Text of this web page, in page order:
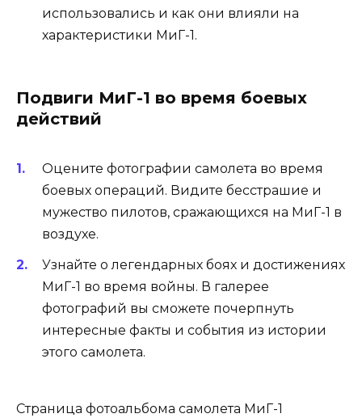
использовались и как они влияли на
характеристики МиГ-1.
Подвиги МиГ-1 во время боевых
действий
Оцените фотографии самолета во время
боевых операций. Видите бесстрашие и
мужество пилотов, сражающихся на МиГ-1 в
воздухе.
Узнайте о легендарных боях и достижениях
МиГ-1 во время войны. В галерее
фотографий вы сможете почерпнуть
интересные факты и события из истории
этого самолета.
Страница фотоальбома самолета МиГ-1